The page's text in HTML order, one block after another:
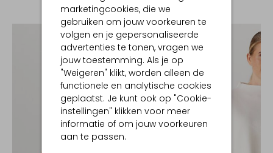
marketingcookies, die we
gebruiken om jouw voorkeuren te
volgen en je gepersonaliseerde
advertenties te tonen, vragen we
jouw toestemming. Als je op
"Weigeren" klikt, worden alleen de
functionele en analytische cookies
geplaatst. Je kunt ook op "Cookie-
instellingen" klikken voor meer
informatie of om jouw voorkeuren
aan te passen.